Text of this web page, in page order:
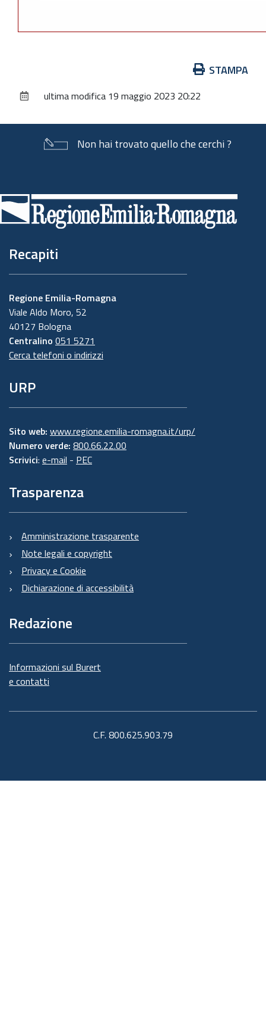
documento
STAMPA
ultima modifica 19 maggio 2023 20:22
Non hai trovato quello che cerchi ?
di
pagina
Recapiti
Regione Emilia-Romagna
Viale Aldo Moro, 52
40127 Bologna
Centralino 051 5271
Cerca telefoni o indirizzi
URP
Sito web: www.regione.emilia-romagna.it/urp/
Numero verde: 800.66.22.00
Scrivici: e-mail - PEC
Trasparenza
Amministrazione trasparente
Note legali e copyright
Privacy e Cookie
Dichiarazione di accessibilità
Redazione
Informazioni sul Burert
e contatti
C.F. 800.625.903.79